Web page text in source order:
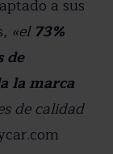
a sus
«el 73%
de
la marca
de calidad